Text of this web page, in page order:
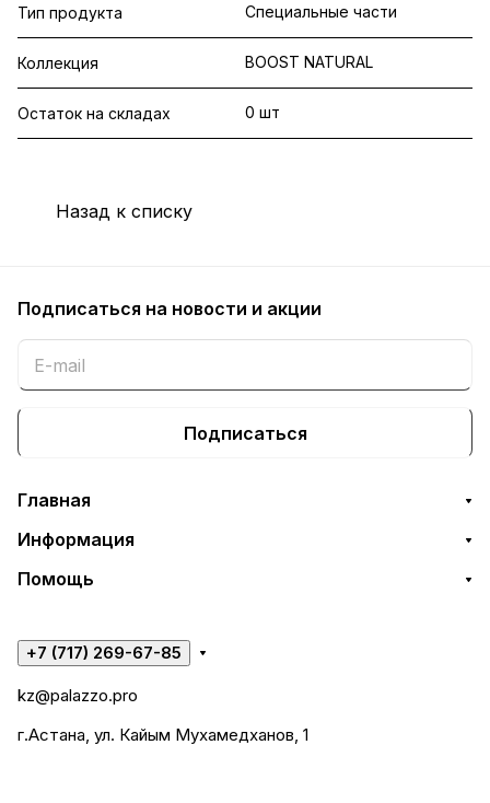
Тип продукта Специальные части
Коллекция BOOST NATURAL
Остаток на складах 0 шт
Назад к списку
Подписаться на новости и акции
Подписаться
Главная
Информация
Помощь
+7 (717) 269-67-85
kz@palazzo.pro
г.Астана, ул. Кайым Мухамедханов, 1